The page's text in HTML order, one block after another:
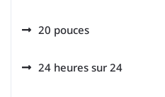
20 pouces
24 heures sur 24